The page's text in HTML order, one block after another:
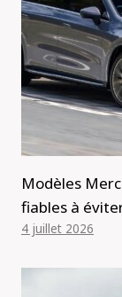
Modèles
fiables à
4 juillet 2026